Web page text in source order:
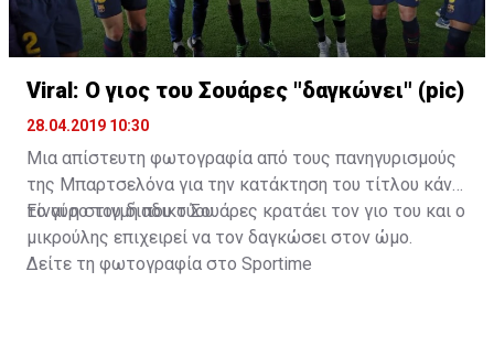
Viral: Ο γιος του Σουάρες "δαγκώνει" (pic)
28.04.2019 10:30
Μια απίστευτη φωτογραφία από τους πανηγυρισμούς
της Μπαρτσελόνα για την κατάκτηση του τίτλου κάνει
το γύρο του διαδικτύου.
Είναι η στιγμή που ο Σουάρες κρατάει τον γιο του και ο
μικρούλης επιχειρεί να τον δαγκώσει στον ώμο.
Δείτε τη φωτογραφία στο Sportime